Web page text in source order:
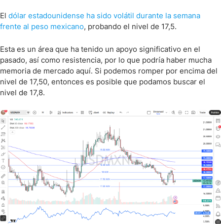
El dólar estadounidense ha sido volátil durante la semana
frente al peso mexicano, probando el nivel de 17,5.
Esta es un área que ha tenido un apoyo significativo en el
pasado, así como resistencia, por lo que podría haber mucha
memoria de mercado aquí. Si podemos romper por encima del
nivel de 17,50, entonces es posible que podamos buscar el
nivel de 17,8.